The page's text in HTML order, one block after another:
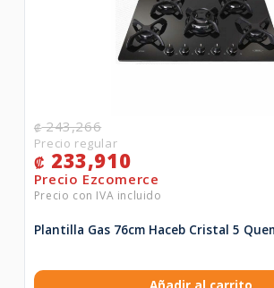
₡243,266
₡ 233,910
Plantilla Gas 76cm Haceb Cristal 5